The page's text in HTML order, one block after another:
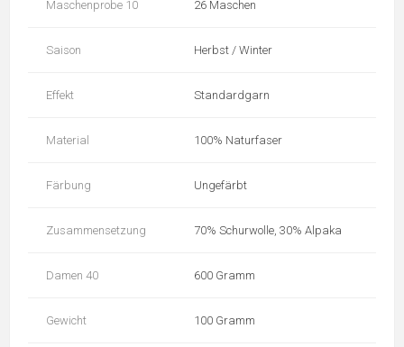
Maschenprobe 10 26 Maschen
Saison Herbst / Winter
Effekt Standardgarn
Material 100% Naturfaser
Färbung Ungefärbt
Zusammensetzung 70% Schurwolle, 30% Alpaka
Damen 40 600 Gramm
Gewicht 100 Gramm